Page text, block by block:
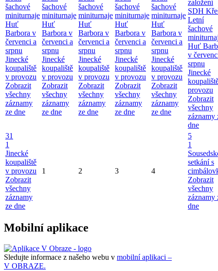
šachové
miniturnaje
Huť
Barbora v
červenci a
srpnu
Jinecké
koupaliště
v provozu
Zobrazit
všechny
záznamy
ze dne
šachové
miniturnaje
Huť
Barbora v
červenci a
srpnu
Jinecké
koupaliště
v provozu
Zobrazit
všechny
záznamy
ze dne
šachové
miniturnaje
Huť
Barbora v
červenci a
srpnu
Jinecké
koupaliště
v provozu
Zobrazit
všechny
záznamy
ze dne
šachové
miniturnaje
Huť
Barbora v
červenci a
srpnu
Jinecké
koupaliště
v provozu
Zobrazit
všechny
záznamy
ze dne
šachové
miniturnaje
Huť
Barbora v
červenci a
srpnu
Jinecké
koupaliště
v provozu
Zobrazit
všechny
záznamy
ze dne
založení
SDH
Letní
šachové
Huť
v
srpnu
Jinecké
provozu
Zobrazit
všechny
záznamy
dne
31
1
Jinecké
koupaliště
v provozu
Zobrazit
všechny
záznamy
ze dne
1 2 3 4
5
1
setkání s
Zobrazit
všechny
záznamy
dne
Mobilní aplikace
Sledujte informace z našeho webu v mobilní aplikaci –
V OBRAZE.